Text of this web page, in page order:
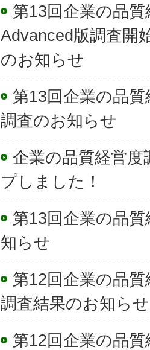
第13回企業の品
Advanced版調査開
のお知らせ
第13回企業の品
調査のお知らせ
企業の品質経営
プしました！
第13回企業の品
知らせ
第12回企業の品
調査結果のお知らせ
第12回企業の品